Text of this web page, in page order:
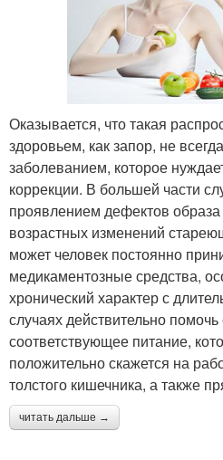
Оказывается, что такая
здоровьем, как запор, не
заболеванием, которое
коррекции. В большей части
проявлением дефектов
возрастных изменений
может человек постоянно
медикаментозные средства,
хронический характер с
случаях действительно
соответствующее питание,
положительно скажется на
толстого кишечника, а также
читать дальше →